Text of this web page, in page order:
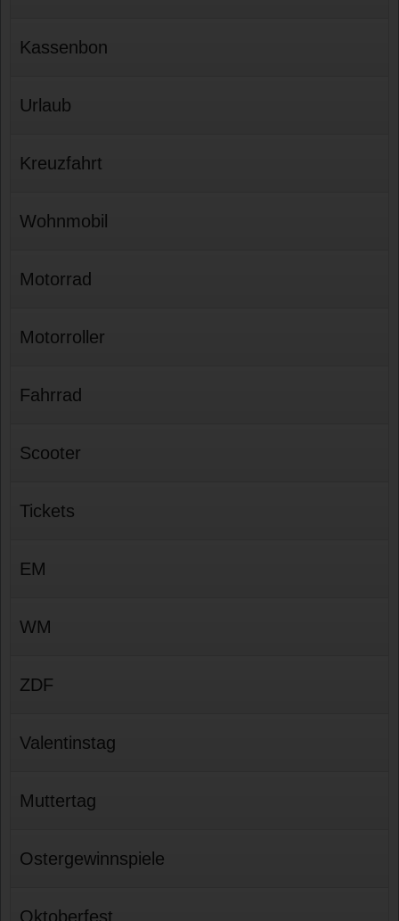
Kassenbon
Urlaub
Kreuzfahrt
Wohnmobil
Motorrad
Motorroller
Fahrrad
Scooter
Tickets
EM
WM
ZDF
Valentinstag
Muttertag
Ostergewinnspiele
Oktoberfest